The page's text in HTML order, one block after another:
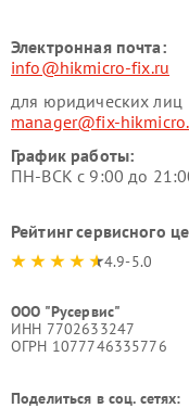
Электронная почта:
info@hikmicro-fix.ru
для юридических лиц
manager@fix-
График работы:
ПН-ВСК с 9:00 до
Рейтинг сервисного
4.9-5.0
ООО "Русервис"
ИНН 7702633247
ОГРН 1077746335776
Поделиться в соц. сетях: